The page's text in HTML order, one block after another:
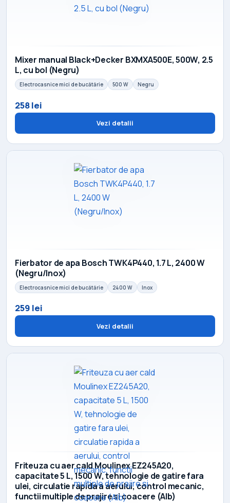
Mixer manual Black+Decker BXMXA500E, 500W, 2.5
L, cu bol (Negru)
Electrocasnice mici de bucătărie 500 W Negru
258 lei
Vezi detalii
Fierbator de apa Bosch TWK4P440, 1.7 L, 2400 W
(Negru/Inox)
Electrocasnice mici de bucătărie 2400 W Inox
259 lei
Vezi detalii
Friteuza cu aer cald Moulinex EZ245A20,
capacitate 5 L, 1500 W, tehnologie de gatire fara
ulei, circulatie rapida a aerului, control mecanic,
functii multiple de prajire si coacere (Alb)